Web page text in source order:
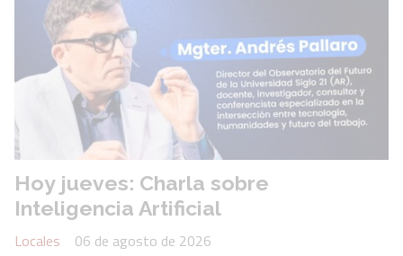
Hoy jueves: Charla sobre
Inteligencia Artificial
Locales
06 de agosto de 2026